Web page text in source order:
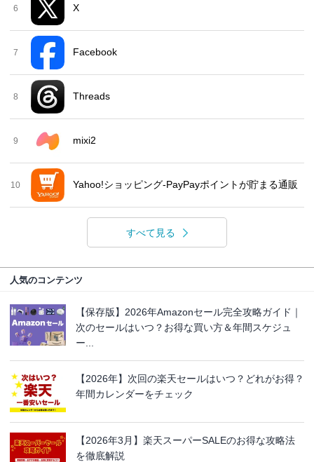
6 X
7 Facebook
8 Threads
9 mixi2
10 Yahoo!ショッピング-PayPayポイントが貯まる通販
すべて見る
人気のコンテンツ
【保存版】2026年Amazonセール完全攻略ガイド｜
次のセールはいつ？お得な買い方＆年間スケジュ
ー...
【2026年】次回の楽天セールはいつ？どれがお得？
年間カレンダーをチェック
【2026年3月】楽天スーパーSALEのお得な攻略法
を徹底解説